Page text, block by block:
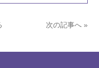
次の記事へ »